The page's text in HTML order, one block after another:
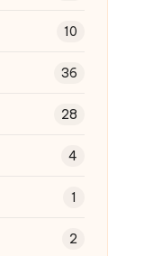
10
36
28
4
1
2